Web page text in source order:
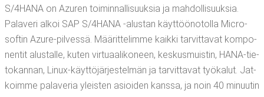
S/4HANA on Azu­ren toi­min­nal­li­suuk­sia ja mah­dol­li­suuk­sia.
Pala­ve­ri alkoi SAP S/4HANA ‑alus­tan käyt­töö­no­tol­la Mic­ro­
sof­tin Azu­re-pil­ves­sä. Mää­rit­te­lim­me kaik­ki tar­vit­ta­vat kom­po­
nen­tit alus­tal­le, kuten vir­tu­aa­li­ko­neen, kes­kus­muis­tin, HANA-tie­
to­kan­nan, Linux-käyt­tö­jär­jes­tel­män ja tar­vit­ta­vat työ­ka­lut. Jat­
koim­me pala­ve­ria yleis­ten asioi­den kans­sa, ja noin 40 minuu­tin